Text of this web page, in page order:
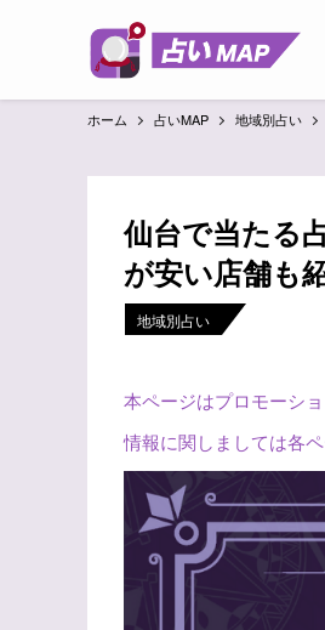
ホーム 占いMAP 地域別占い
仙台で当たる
が安い店舗も
地域別占い
本ページはプロモーシ
情報に関しましては各